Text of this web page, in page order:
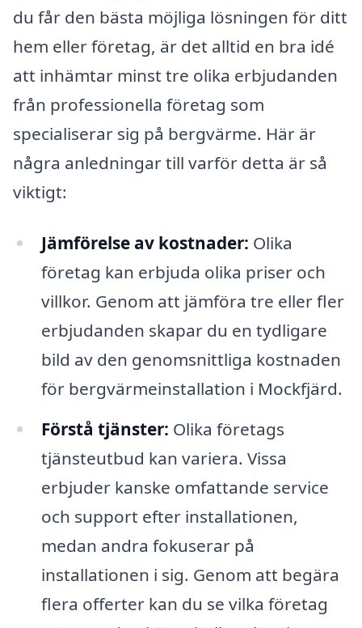
du får den bästa möjliga lösningen för ditt
hem eller företag, är det alltid en bra idé
att inhämtar minst tre olika erbjudanden
från professionella företag som
specialiserar sig på bergvärme. Här är
några anledningar till varför detta är så
viktigt:
Jämförelse av kostnader: Olika
företag kan erbjuda olika priser och
villkor. Genom att jämföra tre eller fler
erbjudanden skapar du en tydligare
bild av den genomsnittliga kostnaden
för bergvärmeinstallation i Mockfjärd.
Förstå tjänster: Olika företags
tjänsteutbud kan variera. Vissa
erbjuder kanske omfattande service
och support efter installationen,
medan andra fokuserar på
installationen i sig. Genom att begära
flera offerter kan du se vilka företag